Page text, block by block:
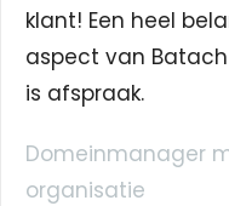
klant! Een heel
aspect van
is afspraak.
Domeinmanager
organisatie